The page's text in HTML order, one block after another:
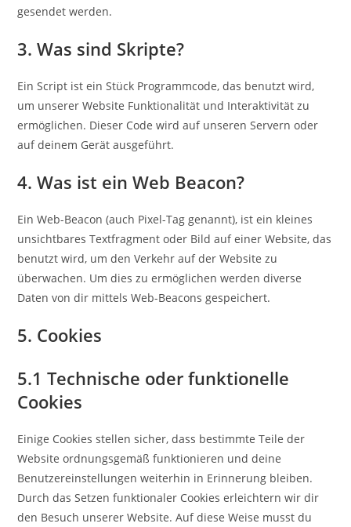
gesendet werden.
3. Was sind Skripte?
Ein Script ist ein Stück Programmcode, das benutzt wird,
um unserer Website Funktionalität und Interaktivität zu
ermöglichen. Dieser Code wird auf unseren Servern oder
auf deinem Gerät ausgeführt.
4. Was ist ein Web Beacon?
Ein Web-Beacon (auch Pixel-Tag genannt), ist ein kleines
unsichtbares Textfragment oder Bild auf einer Website, das
benutzt wird, um den Verkehr auf der Website zu
überwachen. Um dies zu ermöglichen werden diverse
Daten von dir mittels Web-Beacons gespeichert.
5. Cookies
5.1 Technische oder funktionelle
Cookies
Einige Cookies stellen sicher, dass bestimmte Teile der
Website ordnungsgemäß funktionieren und deine
Benutzereinstellungen weiterhin in Erinnerung bleiben.
Durch das Setzen funktionaler Cookies erleichtern wir dir
den Besuch unserer Website. Auf diese Weise musst du